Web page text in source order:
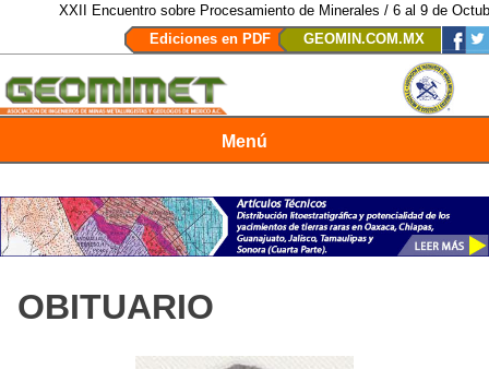
XXII Encuentro sobre Procesamiento de Minerales / 6 al 9 de
Ediciones en PDF
GEOMIN.COM.MX
Menú
OBITUARIO